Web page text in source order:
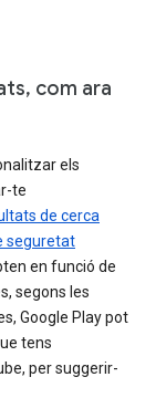
com ara
els
te
de cerca
seguretat
en funció de
segons les
Google Play pot
tens
per suggerir-